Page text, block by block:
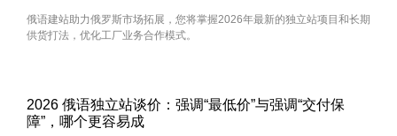
俄语建站助力俄罗斯市场拓展，您将掌握2026年最新的独立站项目和长期
供货打法，优化工厂业务合作模式。
2026 俄语独立站谈价：强调“最低价”与强调“交付保
障”，哪个更容易成